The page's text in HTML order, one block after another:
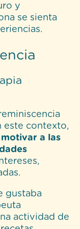
y
se sienta
este contexto,
a las
gustaba
actividad de